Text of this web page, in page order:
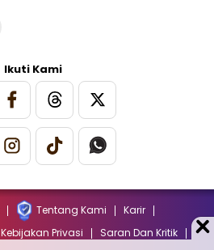
Ikuti Kami
Tentang Kami
Karir
Kebijakan Privasi
Saran Dan Kritik